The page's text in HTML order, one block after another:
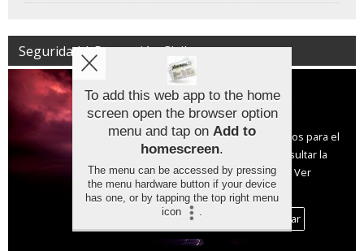
Seguridad | Protección Civil
Aviso sobre el Uso de cookies:
Utilizamos cookies nuestras y de terceros para el
funcionamiento del digital. Puedes consultar la
lista de cookies y como desconectarlas.
Ver
nuestra Política de Privacidad y Cookies
Aceptar Cookies
Personalizar
To add this web app to the home
screen open the browser option
menu and tap on Add to
homescreen.
The menu can be accessed by pressing
the menu hardware button if your device
has one, or by tapping the top right menu
icon
.